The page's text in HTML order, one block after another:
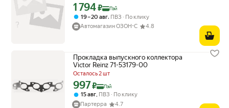
Цена с картой Яндекс Пэй 1794 ₽ вместо
1 794₽ Пэй
19 – 20 авг, ПВЗ
По клику
Автомагазин ОЗОН-С
4.8
Прокладка выпускного коллектора
Victor Reinz 71-53179-00
Осталось 2 шт
Цена с картой Яндекс Пэй 997 ₽ вместо
997₽ Пэй
15 авг, ПВЗ
По клику
Партерра
4.7